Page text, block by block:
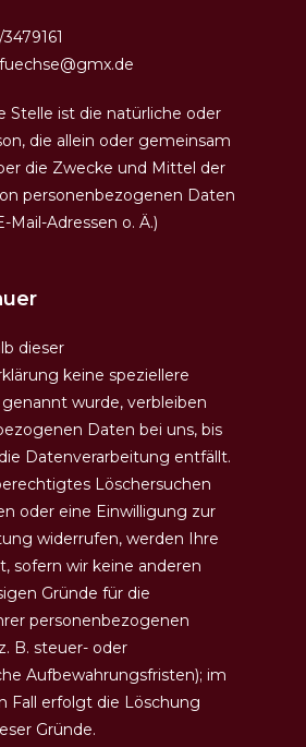
Stelle ist die natürliche oder
die allein oder gemeinsam
die Zwecke und Mittel der
personenbezogenen Daten
Mail-Adressen o. Ä.)
dieser
keine speziellere
wurde, verbleiben
Daten bei uns, bis
Datenverarbeitung entfällt.
Löschersuchen
oder eine Einwilligung zur
widerrufen, werden Ihre
sofern wir keine anderen
Gründe für die
personenbezogenen
B. steuer- oder
Aufbewahrungsfristen); im
Fall erfolgt die Löschung
Gründe.